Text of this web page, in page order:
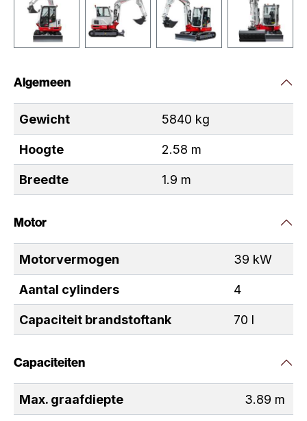
Algemeen
Gewicht 5840 kg
Hoogte 2.58 m
Breedte 1.9 m
Motor
Motorvermogen 39 kW
Aantal cylinders 4
Capaciteit brandstoftank 70 l
Capaciteiten
Max. graafdiepte 3.89 m